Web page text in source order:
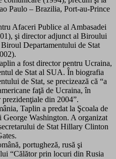
Paulo – Brazilia, Port-au-Prince
Afaceri Publice al Ambasadei
şi director adjunct al Biroului
Departamentului de Stat
a fost director pentru Ucraina,
de Stat al SUA. În biografia
de Stat, se precizează că “a
faţă de Ucraina, în
din 2004”.
Taplin a predat la Şcoala de
Washington. A organizat
de Stat Hillary Clinton
portugheză, rusă şi
“Călător prin locuri din Rusia